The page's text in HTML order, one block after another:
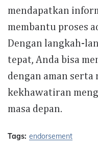
mendapatkan
membantu proses
Dengan langkah-
tepat, Anda bisa
dengan aman serta
kekhawatiran
masa depan.
Tags: endorsement